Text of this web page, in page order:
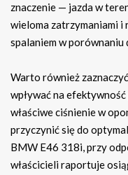
znaczenie — jazda w
wieloma zatrzymaniami i
spalaniem w
Warto również
wpływać na
właściwe ciśnienie w
przyczynić się do
BMW E46 318i, przy
właścicieli raportuje